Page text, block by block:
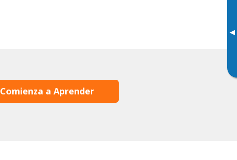
▸
Comienza a Aprender